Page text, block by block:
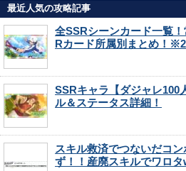
最近人気の攻略記事
全SSRシーンカード一覧
Rカード所属別まとめ！
SSRキャラ【ダジャレ100
ル＆ステータス詳細！
スキル救済でつないだコ
ず！！産廃スキルでワロ